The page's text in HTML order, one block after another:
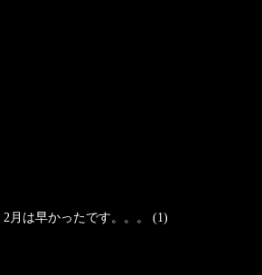
月は早かったです。。。 (1)